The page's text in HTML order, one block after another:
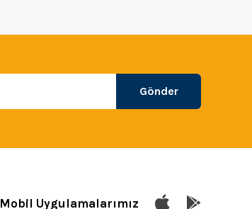
Gönder
Mobil Uygulamalarımız